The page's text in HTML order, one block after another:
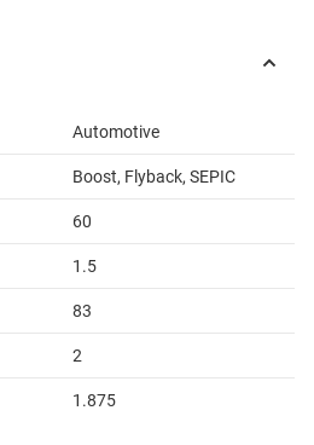
Automotive
Boost, Flyback, SEPIC
60
1.5
83
2
1.875